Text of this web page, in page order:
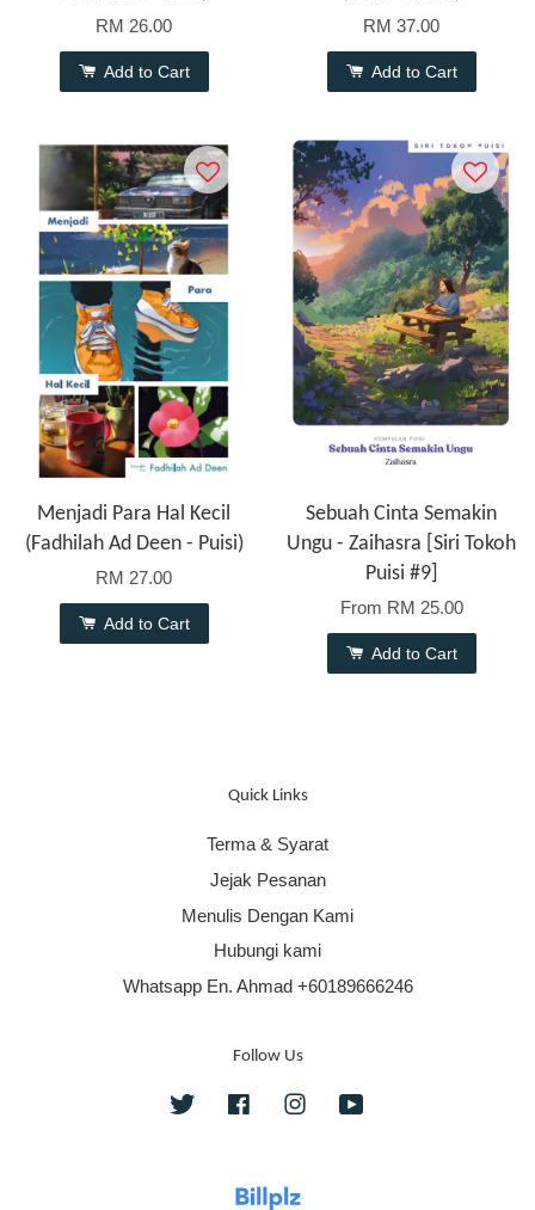
RM 26.00
Add to Cart
RM 37.00
Add to Cart
Menjadi Para Hal Kecil
(Fadhilah Ad Deen - Puisi)
RM 27.00
Add to Cart
Sebuah Cinta Semakin
Ungu - Zaihasra [Siri Tokoh
Puisi #9]
From RM 25.00
Add to Cart
Quick Links
Terma & Syarat
Jejak Pesanan
Menulis Dengan Kami
Hubungi kami
Whatsapp En. Ahmad +60189666246
Follow Us
Twitter FacebookInstagram